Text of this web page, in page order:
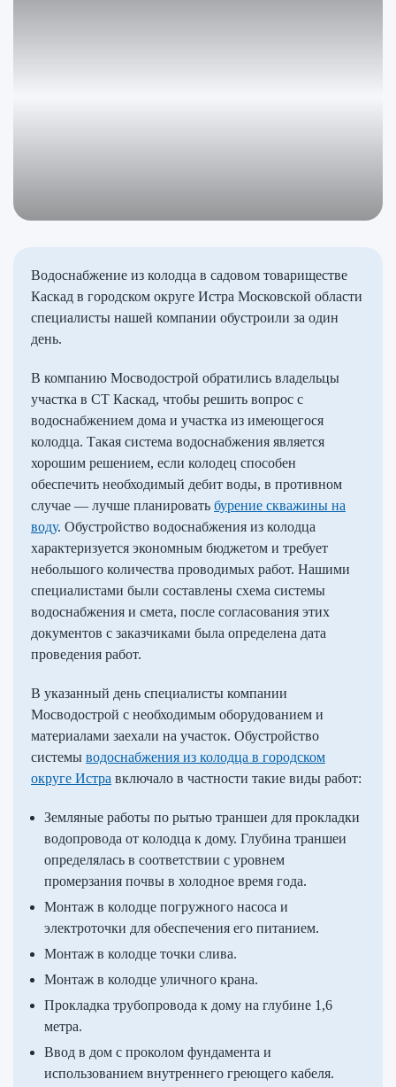
Водоснабжение из колодца в садовом товариществе
Каскад в городском округе Истра Московской области
специалисты нашей компании обустроили за один
день.
В компанию Мосводострой обратились владельцы
участка в СТ Каскад, чтобы решить вопрос с
водоснабжением дома и участка из имеющегося
колодца. Такая система водоснабжения является
хорошим решением, если колодец способен
обеспечить необходимый дебит воды, в противном
случае — лучше планировать бурение скважины на
воду. Обустройство водоснабжения из колодца
характеризуется экономным бюджетом и требует
небольшого количества проводимых работ. Нашими
специалистами были составлены схема системы
водоснабжения и смета, после согласования этих
документов с заказчиками была определена дата
проведения работ.
В указанный день специалисты компании
Мосводострой с необходимым оборудованием и
материалами заехали на участок. Обустройство
системы водоснабжения из колодца в городском
округе Истра включало в частности такие виды работ:
Земляные работы по рытью траншеи для прокладки
водопровода от колодца к дому. Глубина траншеи
определялась в соответствии с уровнем
промерзания почвы в холодное время года.
Монтаж в колодце погружного насоса и
электроточки для обеспечения его питанием.
Монтаж в колодце точки слива.
Монтаж в колодце уличного крана.
Прокладка трубопровода к дому на глубине 1,6
метра.
Ввод в дом с проколом фундамента и
использованием внутреннего греющего кабеля.